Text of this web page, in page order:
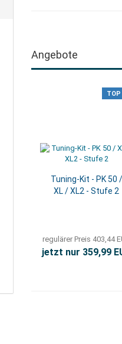
Angebote
TOP
Tuning-Kit - PK 50 /
XL / XL2 - Stufe 2
regulärer Preis 403,44
jetzt nur 359,99